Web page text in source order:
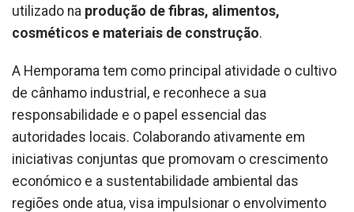
utilizado na produção de fibras, alimentos,
cosméticos e materiais de construção.
A Hemporama tem como principal atividade o cultivo
de cânhamo industrial, e reconhece a sua
responsabilidade e o papel essencial das
autoridades locais. Colaborando ativamente em
iniciativas conjuntas que promovam o crescimento
económico e a sustentabilidade ambiental das
regiões onde atua, visa impulsionar o envolvimento